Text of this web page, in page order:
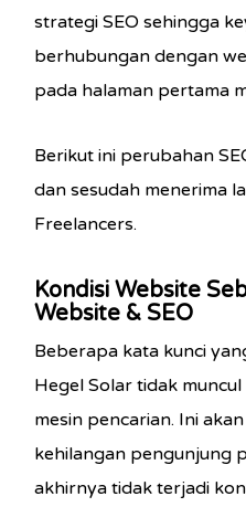
strategi SEO sehingga
berhubungan dengan
pada halaman pertama
Berikut ini perubahan
dan sesudah menerima
Freelancers.
Kondisi Website
Website & SEO
Beberapa kata kunci
Hegel Solar tidak
mesin pencarian. Ini
kehilangan pengunjung
akhirnya tidak terjadi